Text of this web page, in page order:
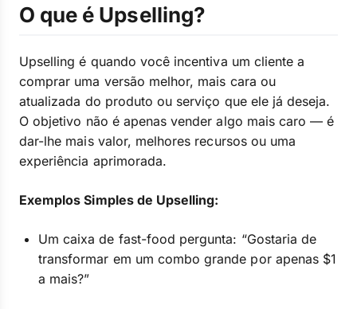
O que é Upselling?
Upselling é quando você incentiva um cliente a
comprar uma versão melhor, mais cara ou
atualizada do produto ou serviço que ele já deseja.
O objetivo não é apenas vender algo mais caro — é
dar-lhe mais valor, melhores recursos ou uma
experiência aprimorada.
Exemplos Simples de Upselling:
Um caixa de fast-food pergunta: “Gostaria de
transformar em um combo grande por apenas $1
a mais?”